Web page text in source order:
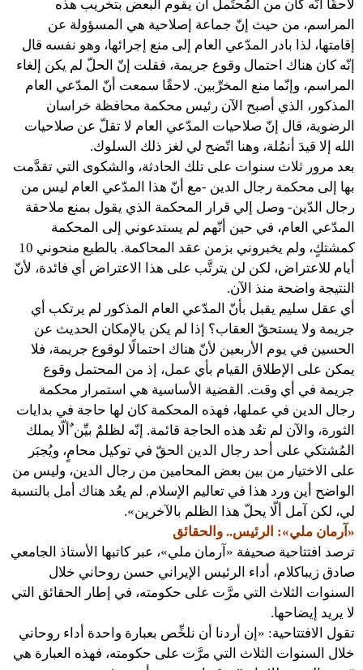
لاحقًا أنّه كان من المُحتَمل أن يقوم البعض بتخريب هذه
المراسم، من حيث إنّ جماعة إصلاحية هي المسؤولة عن
إقامتها، لذا بادر المدّعي العام إلى منع إجرائها، وهو نفسه قال
إنّه كان هناك احتمال وقوع جريمة، فقلت إنّ الحلّ لم يكن إلغاء
المراسم، وإنّما منع المخرِّبين. لاحقًا سمعت أنّ المدّعي العام
المذكور، الذي أصبح الآن رئيس محكمة محافظة خراسان
الرضوية، قال إنّ صلاحيات المدّعي العام لا تقلّ عن صلاحيات
الله إلا قيدَ أنمُلة، وهنا اتّضح لي لغز ذلك السلوك.
بعد مرور ثلاث سنوات على تلك الحادثة، والشكوى التي تقدَّمت
بها إلى محكمة رجال الدين -مع أنّ هذا المدّعي العام ليس من
رجال الدّين- وصل إلي قرار المحكمة الذي يقول بمنع ملاحقة
المدّعي العام، في حين أنّهم لم يستدعوني إلى المحكمة
كمشتكٍ، ولم يخبروني بزمن عقد المحاكمة. بالطبع منحوني 10
أيام للاعتراض، لكن لن يترتَّب على هذا الاعتراض أي فائدة، لأنّ
النتيجة واضحة منذ الآن.
أي عقل سليم يقبل بأنّ المدّعي العام المذكور لم يرتكب أي
جريمة ولا يستحقّ العقاب؟ إذا لم يكن بالإمكان الحديث عن
الحسين في يوم الأربعين لأنّ هناك احتمالًا لوقوع جريمة، فلا
يمكن على الإطلاق القيام بأي عمل، إذ من المحتمل وقوع
جريمة في أي وقت. القضية الأساسية هي استمرار محكمة
رجال الدين في عملها، فهذه المحكمة كان لها حاجة في بدايات
الثورة، والآن لم تعُد هذه الحاجة قائمة. إنّه لظلمٌ بيِّن ٌألّا يملك
المُشتكي على أحد رجال الدين الحقّ في توكيل محامٍ، ويُجبَر
على الاختيار من بين بعض المحامين من رجال الدين، وليس من
الواضح أين ورد هذا في تعاليم الإسلام. لم يعُد هناك أمل بالنسبة
لي، لكن آمل ألّا يحلّ هذا الظلم بالآخرين».
«آرمان ملي»: الرئيس.. والحقائق
ترصد افتتاحية صحيفة «آرمان ملي»، عبر كاتبها الأستاذ الجامعي
صادق زيباكلام، أداء الرئيس الإيراني حسن روحاني خلال
السنوات الثلاث التي مرَّت على حكومته، في إطار الحقائق التي
لا يريد إيضاحها.
تقول الافتتاحية: «إن أردنا أن نلخِّص بعبارة واحدة أداء روحاني
خلال السنوات الثلاث التي مرَّت على حكومته، فهذه العبارة هي